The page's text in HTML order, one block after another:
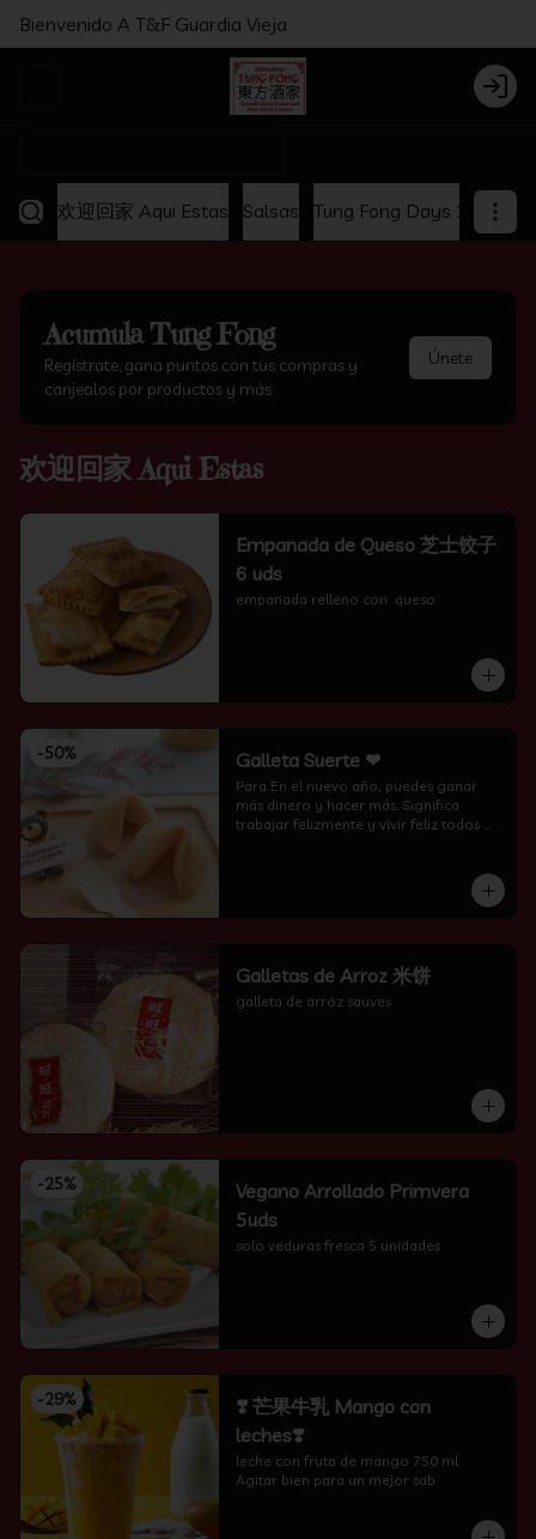
Bienvenido A T&F Guardia Vieja
Login
欢迎回家 Aqui Estas Salsas Tung Fong Days 2x1
AcumulaTung Fong
Regístrate, gana puntos con tus compras y
canjealos por productos y más
Únete
欢迎回家 Aqui Estas
Empanada de Queso 芝士饺子
6 uds
empanada relleno con  queso
-50% Galleta Suerte ❤
Para En el nuevo año, puedes ganar
más dinero y hacer más. Significa
trabajar felizmente y vivir feliz todos
Galletas de Arroz 米饼
galleta de arroz sauves
-25%
Vegano Arrollado Primvera
5uds
solo veduras fresca 5 unidades
-29%
❣️ 芒果牛乳 Mango con
leches❣️
leche con fruta de mango 750 ml
Agitar bien para un mejor sab